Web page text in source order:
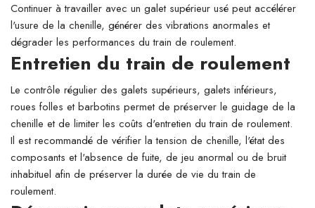
Continuer à travailler avec un galet supérieur usé peut accélérer
l'usure de la chenille, générer des vibrations anormales et
dégrader les performances du train de roulement.
Entretien du train de roulement
Le contrôle régulier des galets supérieurs, galets inférieurs,
roues folles et barbotins permet de préserver le guidage de la
chenille et de limiter les coûts d'entretien du train de roulement.
Il est recommandé de vérifier la tension de chenille, l'état des
composants et l'absence de fuite, de jeu anormal ou de bruit
inhabituel afin de préserver la durée de vie du train de
roulement.